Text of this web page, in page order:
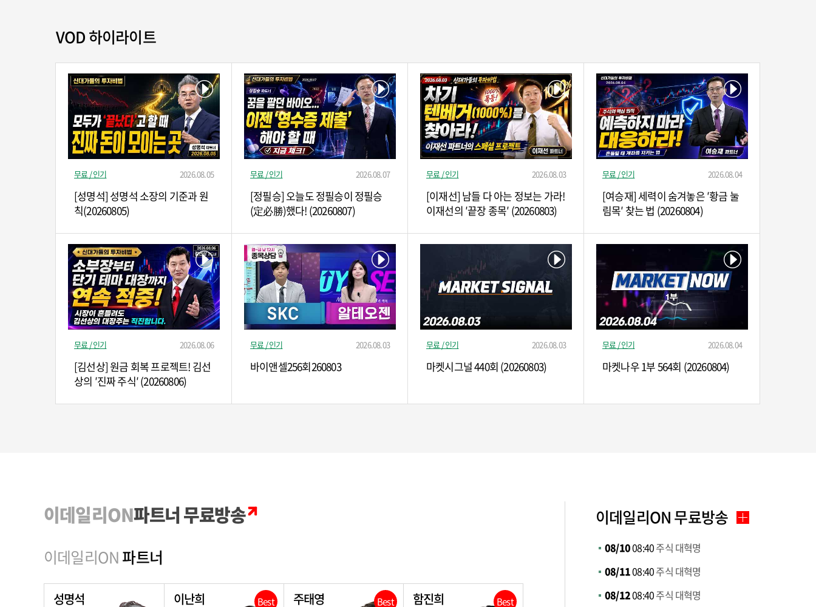
VOD 하이라이트
무료 / 인기 2026.08.05
[성명석] 성명석 소장의 기준과 원
칙(20260805)
무료 / 인기 2026.08.07
[정필승] 오늘도 정필승이 정필승
(定必勝)했다! (20260807)
무료 / 인기 2026.08.03
[이재선] 남들 다 아는 정보는 가라!
이재선의 ′끝장 종목′ (20260803)
무료 / 인기 2026.08.04
[여승재] 세력이 숨겨놓은 ′황금 눌
림목′ 찾는 법 (20260804)
무료 / 인기 2026.08.06
[김선상] 원금 회복 프로젝트! 김선
상의 ′진짜 주식′ (20260806)
무료 / 인기 2026.08.03
바이앤셀256회260803
무료 / 인기 2026.08.03
마켓시그널 440회 (20260803)
무료 / 인기 2026.08.04
마켓나우 1부 564회 (20260804)
이데일리ON파트너 무료방송
이데일리ON파트너
성명석 이난희 Best 주태영 Best 함진희 Best
이데일리ON 무료방송
08/1008:40주식 대혁명
08/1108:40주식 대혁명
08/1208:40주식 대혁명